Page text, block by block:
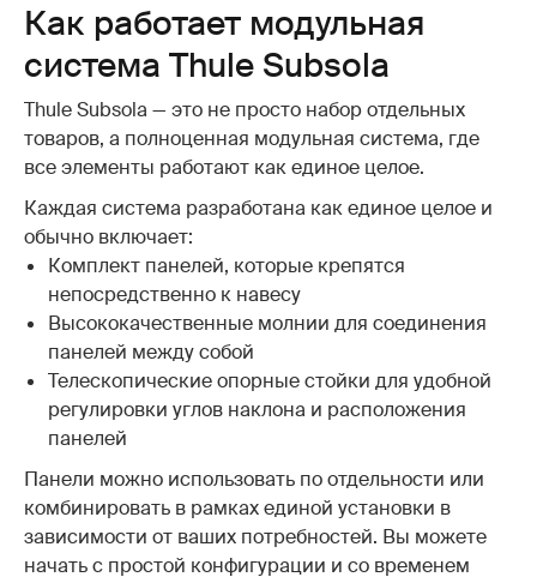
Как работает модульная
система Thule Subsola
Thule Subsola — это не просто набор отдельных
товаров, а полноценная модульная система, где
все элементы работают как единое целое.
Каждая система разработана как единое целое и
обычно включает:
Комплект панелей, которые крепятся
непосредственно к навесу
Высококачественные молнии для соединения
панелей между собой
Телескопические опорные стойки для удобной
регулировки углов наклона и расположения
панелей
Панели можно использовать по отдельности или
комбинировать в рамках единой установки в
зависимости от ваших потребностей. Вы можете
начать с простой конфигурации и со временем